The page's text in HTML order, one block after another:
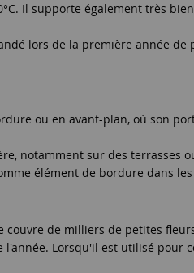
Il supporte également très
lors de la première année de
ou en avant-plan, où son
notamment sur des terrasses
élément de bordure dans
couvre de milliers de petites
Lorsqu'il est utilisé pour